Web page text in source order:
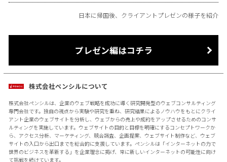
日本に帰国後、クライアントプレゼンの様子を紹介
プレゼン編はコチラ
株式会社ペンシルについて
株式会社ペンシルは、企業のウェブ戦略を成功に導く研究開発型のウェブコンサルティング
専門会社です。独自の視点から実験や研究を重ね、研究結果によるノウハウをもとにクライ
アント企業のウェブサイトを分析し、ウェブからの売上や成約をアップさせるためのコンサ
ルティングを実施しています。ウェブサイトの目的と目標を明確にするコンセプトワークか
ら、アクセス分析、マーケティング、競合調査、企画提案、ウェブサイト制作など、ウェブ
サイトの入口から出口までを総合的に支援しています。ペンシルは「インターネットの力で
世界のビジネスを革新する」を企業理念に掲げ、常に新しいインターネットの可能性に向け
て挑戦を続けています。